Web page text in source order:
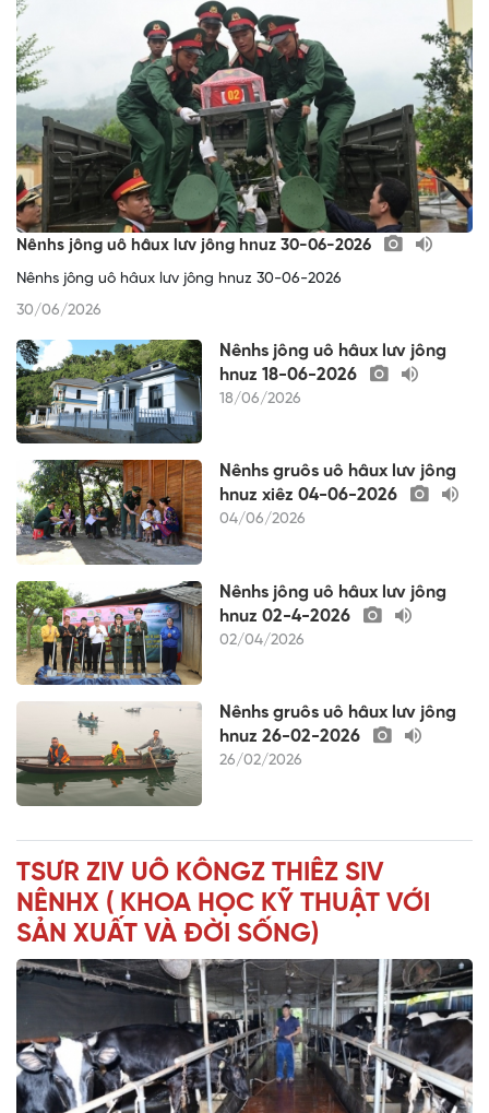
Nênhs jông uô hâux lưv jông hnuz 30-06-2026
Nênhs jông uô hâux lưv jông hnuz 30-06-2026
30/06/2026
Nênhs jông uô hâux lưv jông
hnuz 18-06-2026
18/06/2026
Nênhs gruôs uô hâux lưv jông
hnuz xiêz 04-06-2026
04/06/2026
Nênhs jông uô hâux lưv jông
hnuz 02-4-2026
02/04/2026
Nênhs gruôs uô hâux lưv jông
hnuz 26-02-2026
26/02/2026
TSƯR ZIV UÔ KÔNGZ THIÊZ SIV
NÊNHX ( KHOA HỌC KỸ THUẬT VỚI
SẢN XUẤT VÀ ĐỜI SỐNG)